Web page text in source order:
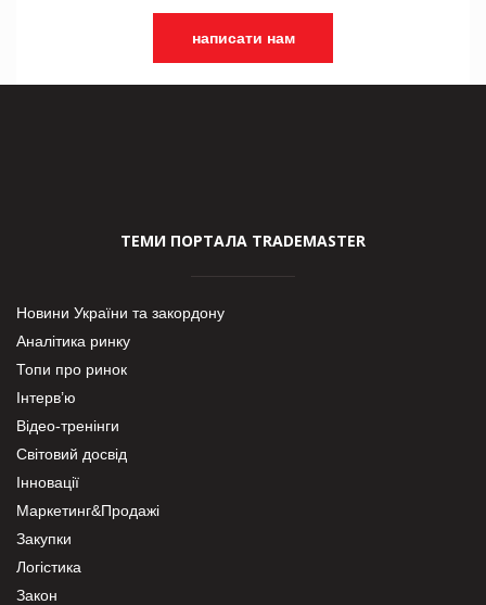
написати нам
ТЕМИ ПОРТАЛА TRADEMASTER
Новини України та закордону
Аналітика ринку
Топи про ринок
Інтерв’ю
Відео-тренінги
Світовий досвід
Інновації
Маркетинг&Продажі
Закупки
Логістика
Закон